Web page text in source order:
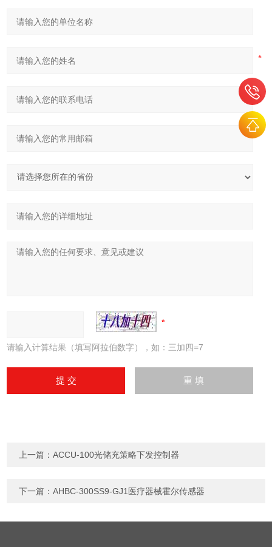
请输入计算结果（填写阿拉伯数字），如：三加四=7
上一篇：ACCU-100光储充策略下发控制器
下一篇：AHBC-300SS9-GJ1医疗器械霍尔传感器